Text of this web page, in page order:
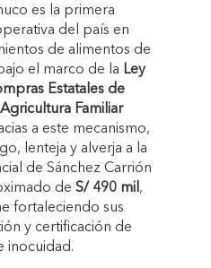
es la primera
del país en
de alimentos de
el marco de la Ley
Estatales de
Familiar
a este mecanismo,
lenteja y alverja a la
de Sánchez Carrión
de S/ 490 mil ,
fortaleciendo sus
y certificación de
inocuidad.